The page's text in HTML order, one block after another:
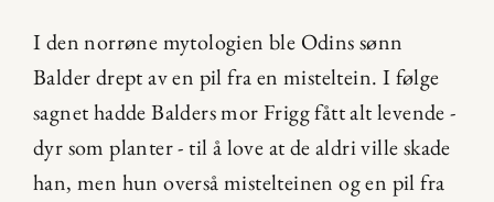
I den norrøne mytologien ble Odins sønn
Balder drept av en pil fra en misteltein. I følge
sagnet hadde Balders mor Frigg fått alt levende -
dyr som planter - til å love at de aldri ville skade
han, men hun overså mistelteinen og en pil fra